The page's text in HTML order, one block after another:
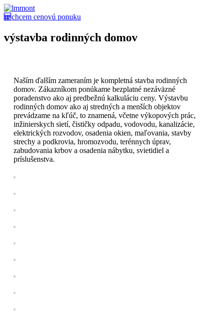
chcem cenovú ponuku
výstavba rodinných domov
Naším ďalším zameraním je kompletná stavba rodinných
domov. Zákazníkom ponúkame bezplatné nezáväzné
poradenstvo ako aj predbežnú kalkuláciu ceny. Výstavbu
rodinných domov ako aj stredných a menších objektov
prevádzame na kľúč, to znamená, včetne výkopových prác,
inžinierskych sietí, čističky odpadu, vodovodu, kanalizácie,
elektrických rozvodov, osadenia okien, maľovania, stavby
strechy a podkrovia, hromozvodu, terénnych úprav,
zabudovania krbov a osadenia nábytku, svietidiel a
príslušenstva.